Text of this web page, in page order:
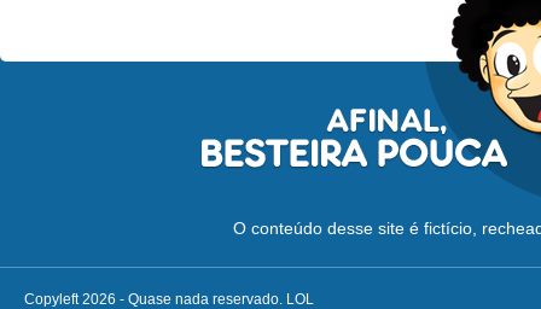
O conteúdo desse site é fictício,
Copyleft 2026 - Quase nada reservado. LOL